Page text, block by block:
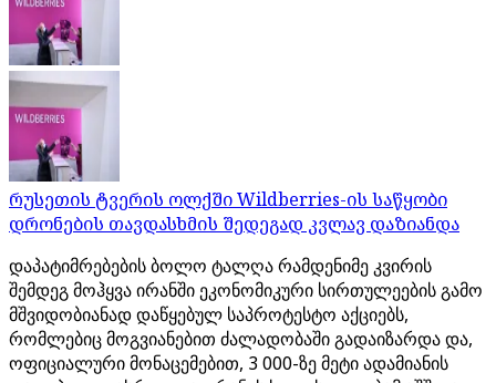
რუსეთის ტვერის ოლქში Wildberries-ის საწყობი
დრონების თავდასხმის შედეგად კვლავ დაზიანდა
დაპატიმრებების ბოლო ტალღა რამდენიმე კვირის
შემდეგ მოჰყვა ირანში ეკონომიკური სირთულეების გამო
მშვიდობიანად დაწყებულ საპროტესტო აქციებს,
რომლებიც მოგვიანებით ძალადობაში გადაიზარდა და,
ოფიციალური მონაცემებით, 3 000-ზე მეტი ადამიანის